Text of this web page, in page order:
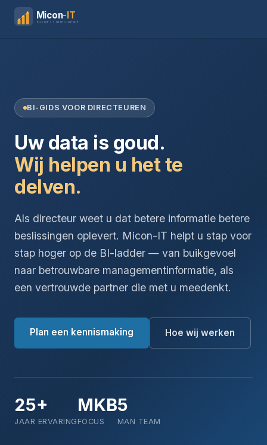
Micon-IT
BUSINESS INTELLIGENCE
BI-GIDS VOOR DIRECTEUREN
Uw data is goud.
Wij helpen u het te
delven.
Als directeur weet u dat betere informatie betere
beslissingen oplevert. Micon-IT helpt u stap voor
stap hoger op de BI-ladder — van buikgevoel
naar betrouwbare managementinformatie, als
een vertrouwde partner die met u meedenkt.
Plan een kennismaking Hoe wij werken
25+
JAAR ERVARING
MKB
FOCUS
5
MAN TEAM